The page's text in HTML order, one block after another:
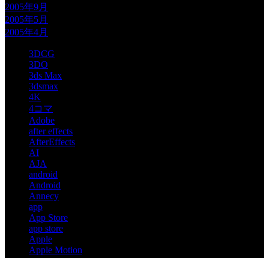
2005年9月
2005年5月
2005年4月
3DCG
3DO
3ds Max
3dsmax
4K
4コマ
Adobe
after effects
AfterEffects
AI
AJA
android
Android
Annecy
app
App Store
app store
Apple
Apple Motion